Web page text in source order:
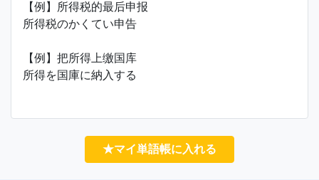
【例】所得税的最后申报
所得税のかくてい申告
【例】把所得上缴国库
所得を国庫に納入する
★マイ単語帳に入れる